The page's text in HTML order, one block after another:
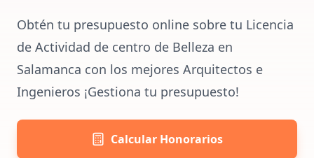
Obtén tu presupuesto online sobre tu Licencia
de Actividad de centro de Belleza en
Salamanca con los mejores Arquitectos e
Ingenieros ¡Gestiona tu presupuesto!
Calcular Honorarios